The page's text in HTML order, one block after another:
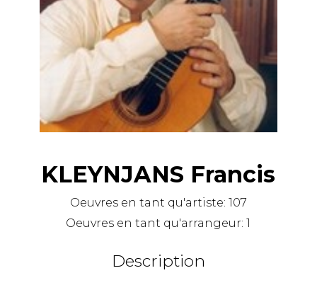
KLEYNJANS Francis
Oeuvres en tant qu'artiste: 107
Oeuvres en tant qu'arrangeur:1
Description